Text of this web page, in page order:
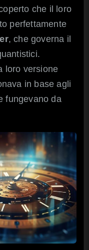
che il loro
perfettamente
, che governa il
loro versione
in base agli
fungevano da